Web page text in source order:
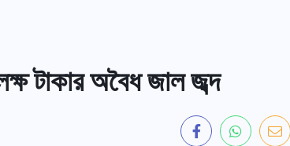
টাকার অবৈধ জাল জব্দ